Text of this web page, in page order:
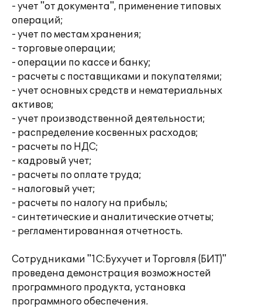
- учет "от документа", применение типовых
операций;
- учет по местам хранения;
- торговые операции;
- операции по кассе и банку;
- расчеты с поставщиками и покупателями;
- учет основных средств и нематериальных
активов;
- учет производственной деятельности;
- распределение косвенных расходов;
- расчеты по НДС;
- кадровый учет;
- расчеты по оплате труда;
- налоговый учет;
- расчеты по налогу на прибыль;
- синтетические и аналитические отчеты;
- регламентированная отчетность.
Сотрудниками "1С:Бухучет и Торговля (БИТ)"
проведена демонстрация возможностей
программного продукта, установка
программного обеспечения.